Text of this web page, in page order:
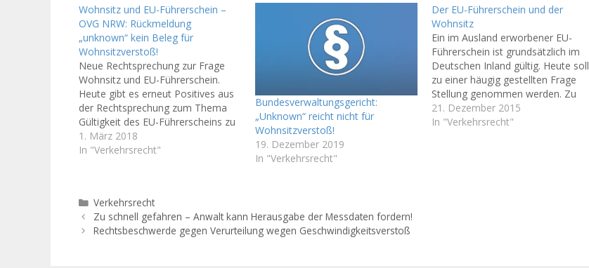
Wohnsitz und EU-Führerschein –
OVG NRW: Rückmeldung
„unknown“ kein Beleg für
Wohnsitzverstoß!
Neue Rechtsprechung zur Frage
Wohnsitz und EU-Führerschein.
Heute gibt es erneut Positives aus
der Rechtsprechung zum Thema
Gültigkeit des EU-Führerscheins zu
berichten! Der EU-Führerschein hat
bekanntlich grundsätzlich in
Deutschland eine MPU abgelegt
wurde. Voraussetzung ist unter…
1. März 2018
In "Verkehrsrecht"
Bundesverwaltungsgericht:
„Unknown“ reicht nicht für
Wohnsitzverstoß!
19. Dezember 2019
In "Verkehrsrecht"
Der EU-Führerschein und der
Wohnsitz
Ein im Ausland erworbener EU-
Führerschein ist grundsätzlich im
Deutschen Inland gültig. Heute soll
zu einer häugig gestellten Frage
Stellung genommen werden. Zu
der Frage des
Wohnsitzerfordernisses und der
21. Dezember 2015
In "Verkehrsrecht"
Kategorien
Verkehrsrecht
Zu schnell gefahren – Anwalt kann Herausgabe der Messdaten fordern!
Rechtsbeschwerde gegen Verurteilung wegen Geschwindigkeitsverstoß